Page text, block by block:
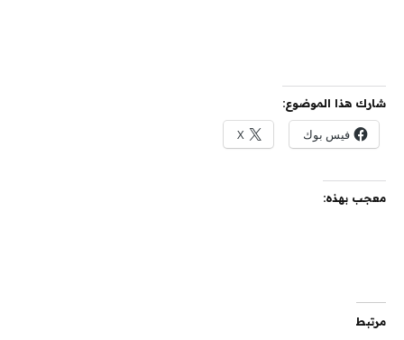
شارك هذا الموضوع:
فيس بوك X
معجب بهذه:
مرتبط